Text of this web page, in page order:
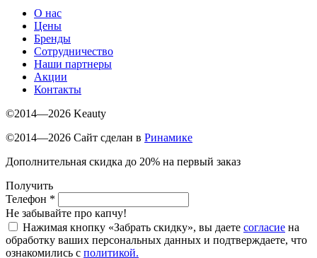
О нас
Цены
Бренды
Сотрудничество
Наши партнеры
Акции
Контакты
©2014—2026 Keauty
©2014—2026 Сайт сделан в Ринамике
Дополнительная скидка до 20% на первый заказ
Получить
Телефон *
Не забывайте про капчу!
Нажимая кнопку «Забрать скидку», вы даете согласие на
обработку ваших персональных данных и подтверждаете, что
ознакомились с политикой.